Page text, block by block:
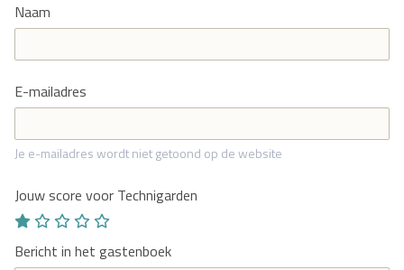
Naam
E-mailadres
Je e-mailadres wordt niet getoond op de website
Jouw score voor Technigarden
Bericht in het gastenboek